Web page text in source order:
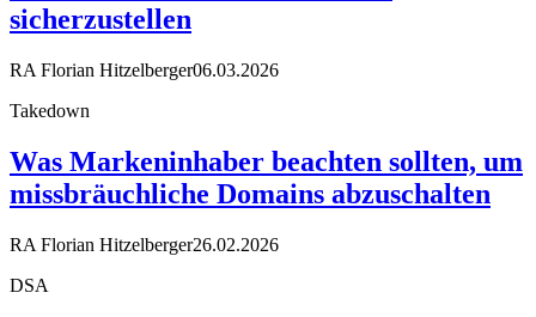
sicherzustellen
RA Florian Hitzelberger06.03.2026
Takedown
Was Markeninhaber beachten sollten, um
missbräuchliche Domains abzuschalten
RA Florian Hitzelberger26.02.2026
DSA